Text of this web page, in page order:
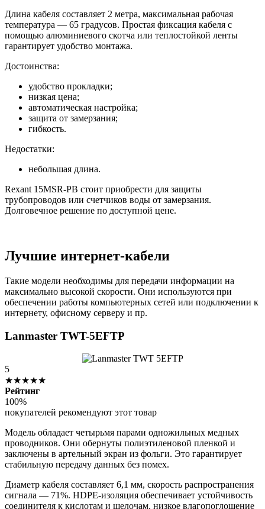
Длина кабеля составляет 2 метра, максимальная рабочая
температура — 65 градусов. Простая фиксация кабеля с
помощью алюминиевого скотча или теплостойкой ленты
гарантирует удобство монтажа.
Достоинства:
удобство прокладки;
низкая цена;
автоматическая настройка;
защита от замерзания;
гибкость.
Недостатки:
небольшая длина.
Rexant 15MSR-PB стоит приобрести для защиты
трубопроводов или счетчиков воды от замерзания.
Долговечное решение по доступной цене.
Лучшие интернет-кабели
Такие модели необходимы для передачи информации на
максимально высокой скорости. Они используются при
обеспечении работы компьютерных сетей или подключении к
интернету, офисному серверу и пр.
Lanmaster TWT-5EFTP
5
★★★★★
Рейтинг
100%
покупателей рекомендуют этот товар
Модель обладает четырьмя парами одножильных медных
проводников. Они обернуты полиэтиленовой пленкой и
заключены в артельный экран из фольги. Это гарантирует
стабильную передачу данных без помех.
Диаметр кабеля составляет 6,1 мм, скорость распространения
сигнала — 71%. HDPE-изоляция обеспечивает устойчивость
соединителя к кислотам и щелочам, низкое влагопоглощение